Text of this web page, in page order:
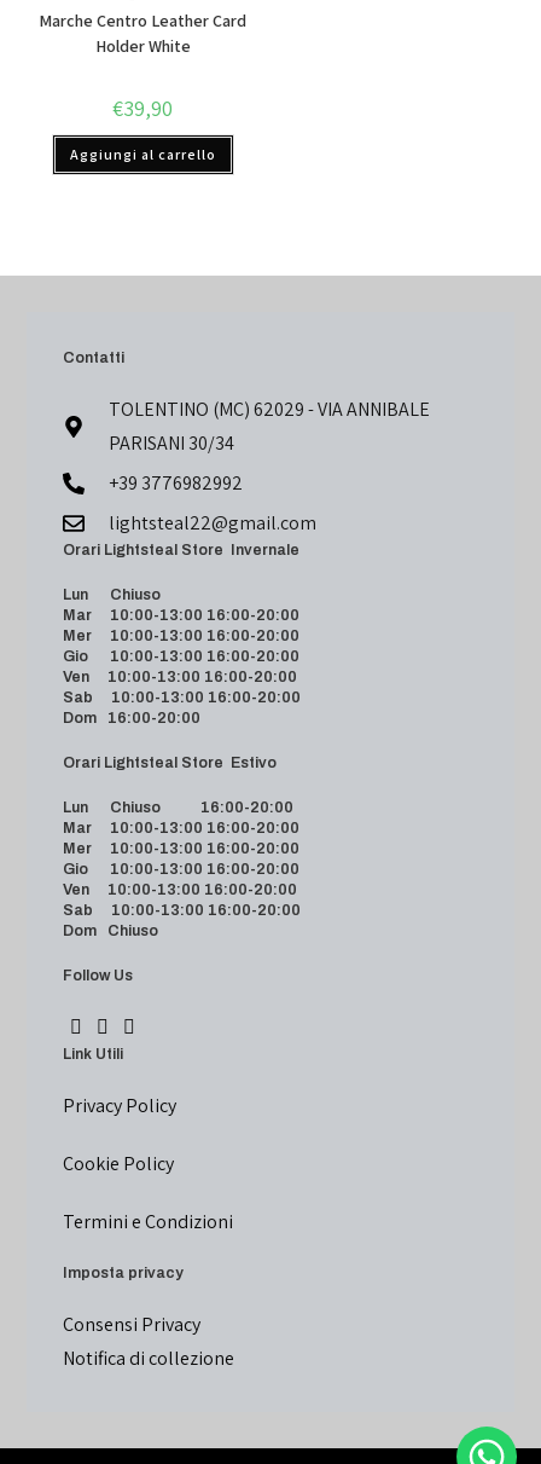
Marche Centro Leather Card
Holder White
€39,90
Aggiungi al carrello
Contatti
TOLENTINO (MC) 62029 - VIA ANNIBALE
PARISANI 30/34
+39 3776982992
lightsteal22@gmail.com
Orari Lightsteal Store Invernale
Lun Chiuso
Mar 10:00-13:00 16:00-20:00
Mer 10:00-13:00 16:00-20:00
Gio 10:00-13:00 16:00-20:00
Ven 10:00-13:00 16:00-20:00
Sab 10:00-13:00 16:00-20:00
Dom 16:00-20:00
Orari Lightsteal Store Estivo
Lun Chiuso 16:00-20:00
Mar 10:00-13:00 16:00-20:00
Mer 10:00-13:00 16:00-20:00
Gio 10:00-13:00 16:00-20:00
Ven 10:00-13:00 16:00-20:00
Sab 10:00-13:00 16:00-20:00
Dom Chiuso
Follow Us
Link Utili
Privacy Policy
Cookie Policy
Termini e Condizioni
Imposta privacy
Consensi Privacy
Notifica di collezione